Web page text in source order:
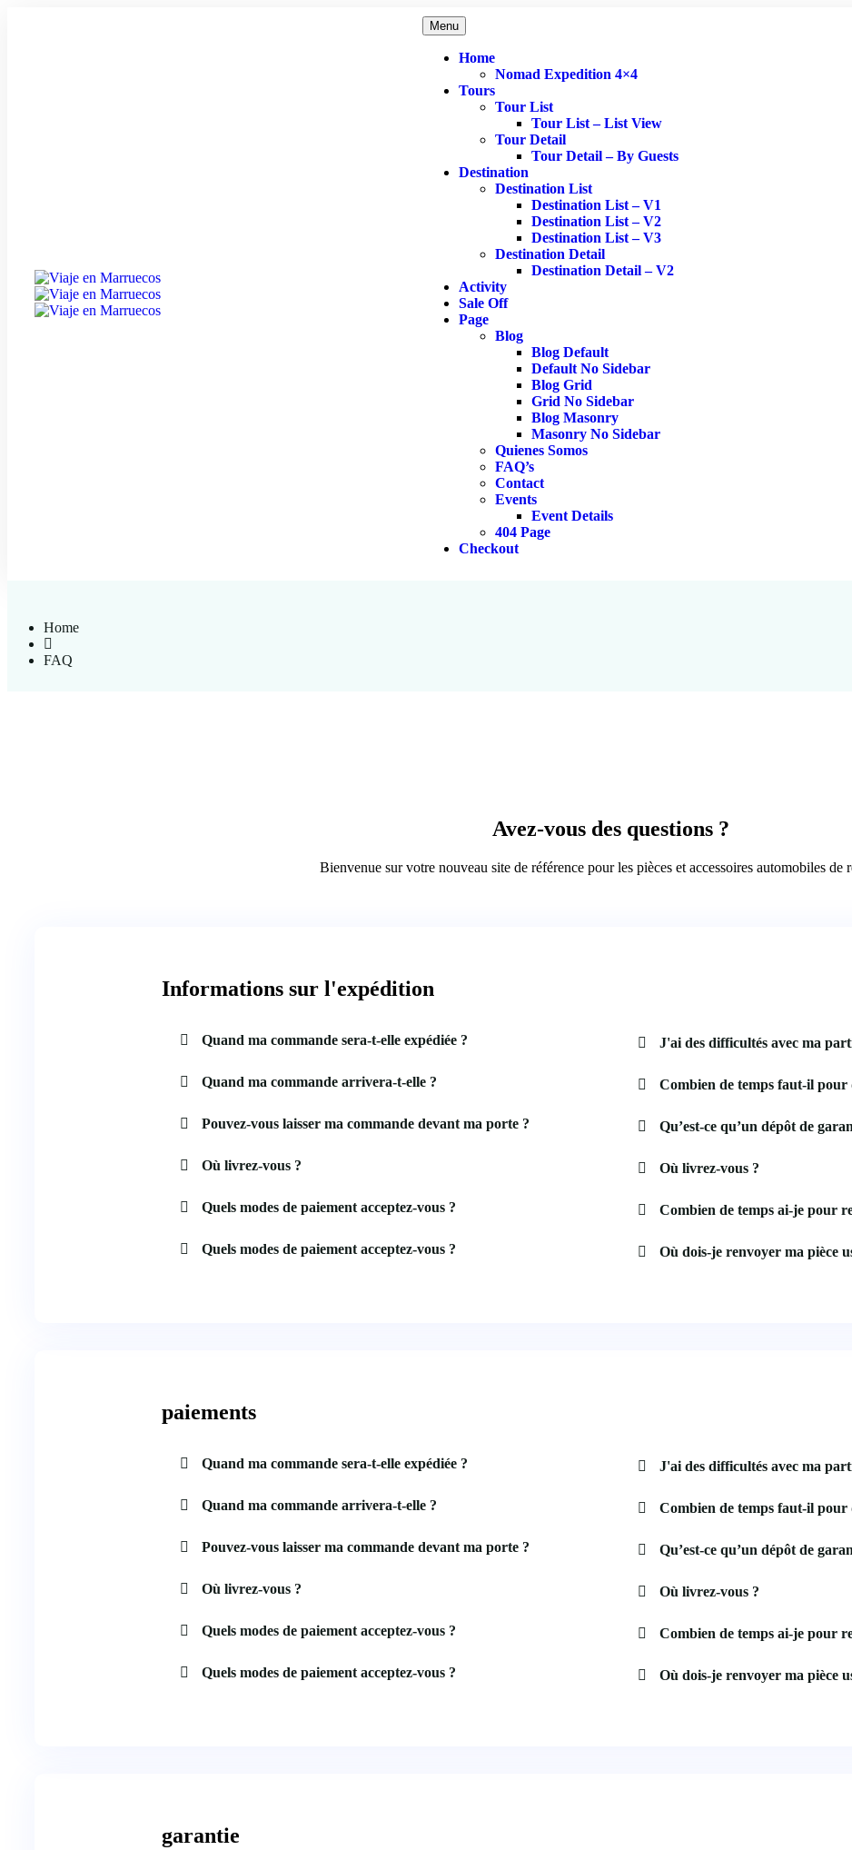
Menu
Home
Nomad Expedition 4×4
Tours
Tour List
Tour List – List View
Tour Detail
Tour Detail – By Guests
Destination
Destination List
Destination List – V1
Destination List – V2
Destination List – V3
Destination Detail
Destination Detail – V2
Activity
Sale Off
Page
Blog
Blog Default
Default No Sidebar
Blog Grid
Grid No Sidebar
Blog Masonry
Masonry No Sidebar
Quienes Somos
FAQ’s
Contact
Events
Event Details
404 Page
Checkout
Home
FAQ
Avez-vous des questions ?
Bienvenue sur votre nouveau site de référence pour les pièces et accessoires automobiles de
Informations sur l'expédition
Quand ma commande sera-t-elle expédiée ?
Quand ma commande arrivera-t-elle ?
Pouvez-vous laisser ma commande devant ma porte ?
Où livrez-vous ?
Quels modes de paiement acceptez-vous ?
Quels modes de paiement acceptez-vous ?
J'ai des difficultés avec ma
Combien de temps faut-il pour
Qu’est-ce qu’un dépôt de
Où livrez-vous ?
Combien de temps ai-je pour
Où dois-je renvoyer ma pièce
paiements
Quand ma commande sera-t-elle expédiée ?
Quand ma commande arrivera-t-elle ?
Pouvez-vous laisser ma commande devant ma porte ?
Où livrez-vous ?
Quels modes de paiement acceptez-vous ?
Quels modes de paiement acceptez-vous ?
J'ai des difficultés avec ma
Combien de temps faut-il pour
Qu’est-ce qu’un dépôt de
Où livrez-vous ?
Combien de temps ai-je pour
Où dois-je renvoyer ma pièce
garantie